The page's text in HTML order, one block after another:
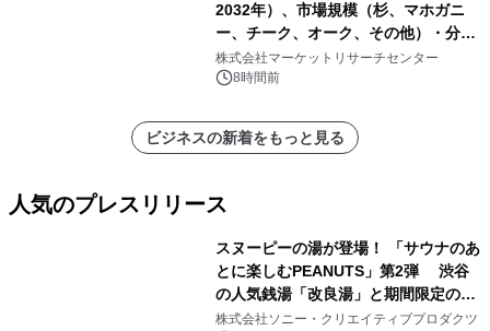
2032年）、市場規模（杉、マホガニ
ー、チーク、オーク、その他）・分析
レポートを発表
株式会社マーケットリサーチセンター
8時間前
ビジネスの新着をもっと見る
人気のプレスリリース
スヌーピーの湯が登場！ 「サウナのあ
とに楽しむPEANUTS」第2弾 渋谷
の人気銭湯「改良湯」と期間限定のコ
ラボレーション サウナイキタイコラ
株式会社ソニー・クリエイティブプロダクツ